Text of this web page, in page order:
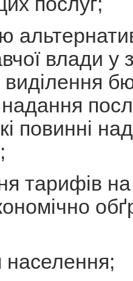
влади у
повинні
тарифів